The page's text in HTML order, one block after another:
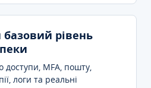
базовий рівень
доступи, MFA, пошту,
логи та реальні